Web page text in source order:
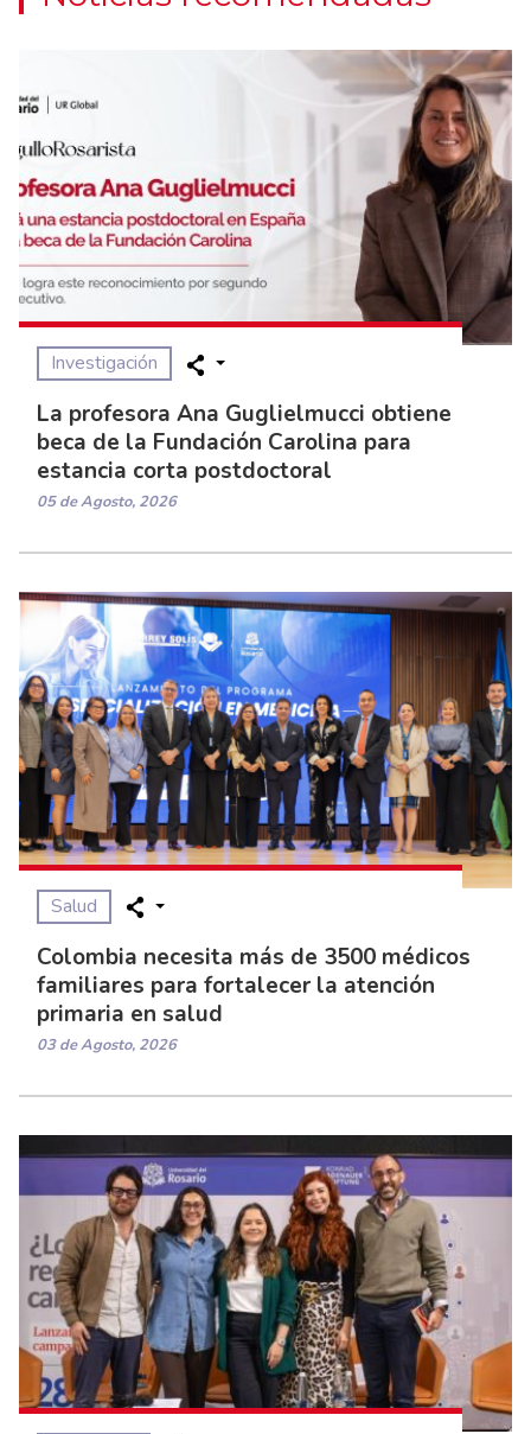
Investigación
La profesora Ana Guglielmucci obtiene
beca de la Fundación Carolina para
estancia corta postdoctoral
05 de Agosto, 2026
Salud
Colombia necesita más de 3500 médicos
familiares para fortalecer la atención
primaria en salud
03 de Agosto, 2026